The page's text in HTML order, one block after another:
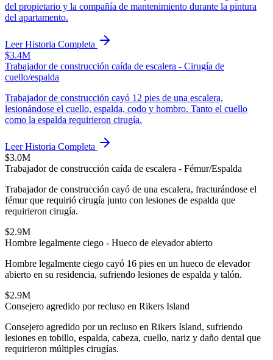
del propietario y la compañía de mantenimiento durante la pintura
del apartamento.
Leer Historia Completa
$3.4M
Trabajador de construcción caída de escalera - Cirugía de
cuello/espalda
Trabajador de construcción cayó 12 pies de una escalera,
lesionándose el cuello, espalda, codo y hombro. Tanto el cuello
como la espalda requirieron cirugía.
Leer Historia Completa
$3.0M
Trabajador de construcción caída de escalera - Fémur/Espalda
Trabajador de construcción cayó de una escalera, fracturándose el
fémur que requirió cirugía junto con lesiones de espalda que
requirieron cirugía.
$2.9M
Hombre legalmente ciego - Hueco de elevador abierto
Hombre legalmente ciego cayó 16 pies en un hueco de elevador
abierto en su residencia, sufriendo lesiones de espalda y talón.
$2.9M
Consejero agredido por recluso en Rikers Island
Consejero agredido por un recluso en Rikers Island, sufriendo
lesiones en tobillo, espalda, cabeza, cuello, nariz y daño dental que
requirieron múltiples cirugías.